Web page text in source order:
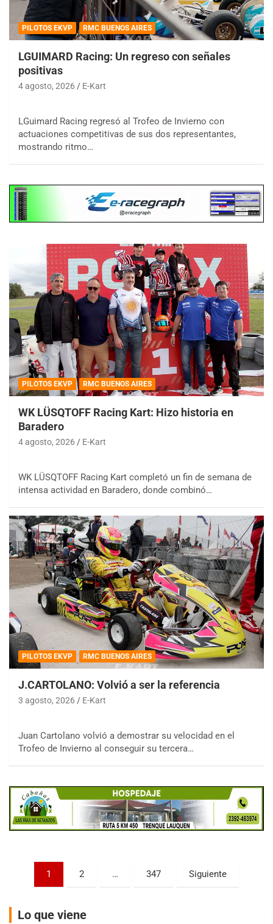
PILOTOS EKVP RMC BUENOS AIRES
LGUIMARD Racing: Un regreso con señales
positivas
4 agosto, 2026 E-Kart
LGuimard Racing regresó al Trofeo de Invierno con
actuaciones competitivas de sus dos representantes,
mostrando ritmo…
PILOTOS EKVP RMC BUENOS AIRES
WK LÜSQTOFF Racing Kart: Hizo historia en
Baradero
4 agosto, 2026 E-Kart
WK LÜSQTOFF Racing Kart completó un fin de semana de
intensa actividad en Baradero, donde combinó…
PILOTOS EKVP RMC BUENOS AIRES
J.CARTOLANO: Volvió a ser la referencia
3 agosto, 2026 E-Kart
Juan Cartolano volvió a demostrar su velocidad en el
Trofeo de Invierno al conseguir su tercera…
Paginación
entradas
1 2 … 347 Siguiente
Lo que viene
IAME SERIES ARGENTINA 6
KDO - F6
Ciudad de Trenque Lauquen (Asfalto)
Trenque Lauquen (Buenos Aires)
Villaguay (Entre Ríos)
VICTORIENSE - F7
Victoria (Entre Ríos)